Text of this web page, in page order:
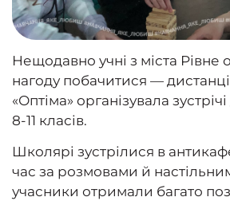
Нещодавно учні з міста Рівне
нагоду побачитися —
«Оптіма» організувала
8-11 класів.
Школярі зустрілися в
час за розмовами й
учасники отримали багато